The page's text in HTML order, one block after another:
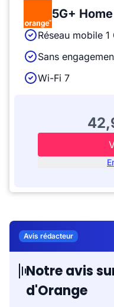
5G+ Home
Réseau mobile 1
Sans
Wi-Fi 7
Avis rédacteur
Notre avis
d'Orange